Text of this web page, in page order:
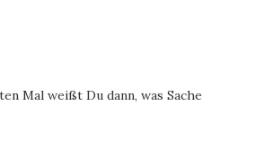
Mal weißt Du dann, was Sache